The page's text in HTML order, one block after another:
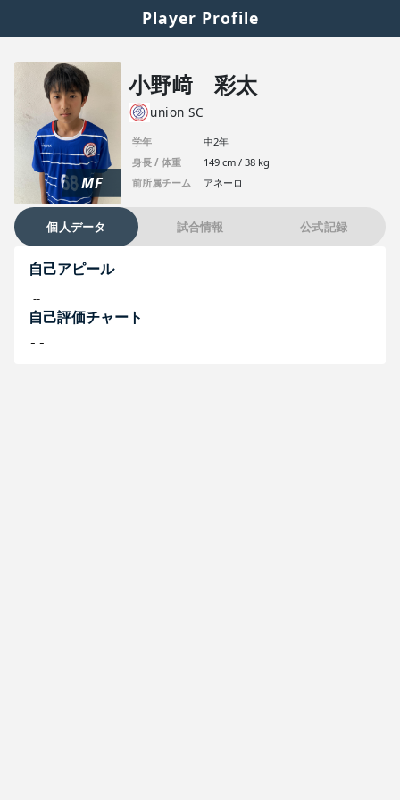
Player Profile
MF
小野﨑 彩太
union SC
学年
中2年
身長 / 体重
149 cm / 38 kg
前所属チーム
アネーロ
個人データ 試合情報 公式記録
自己アピール
--
自己評価チャート
--